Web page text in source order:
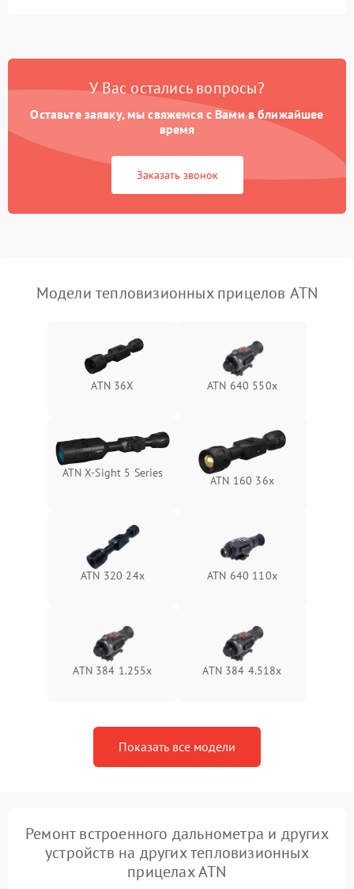
Неисправность системы
Поломка системы GPS 2000 ₽ Подробнее →
Повреждение системы
защиты от перегрузок
1500 ₽
автоматического
1500 ₽ Подробнее →
Неисправность системы
Подробнее →
Неисправность системы
защиты от замыкания
Подробнее →
Поломка системы защиты
от перенапряжения
Подробнее →
У Вас остались вопросы?
Оставьте заявку, мы свяжемся с Вами в ближайшее
время
Заказать звонок
Модели тепловизионных прицелов ATN
ATN 36X ATN 640 550x
ATN X‑Sight 5 Series
ATN 160 36x
ATN 320 24x ATN 640 110x
ATN 384 1.255х ATN 384 4.518x
Показать все модели
Ремонт встроенного дальнометра и других
устройств на других тепловизионных
прицелах ATN